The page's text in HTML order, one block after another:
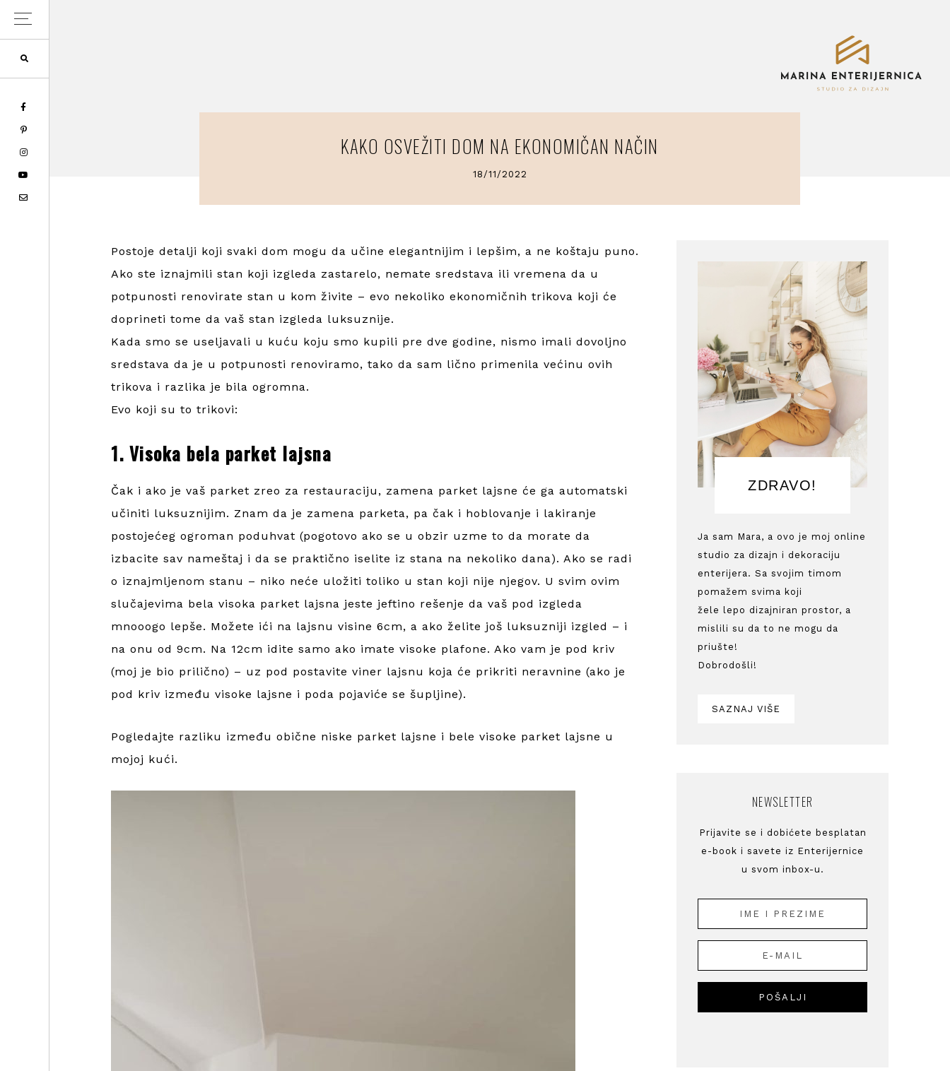
KAKO OSVEŽITI DOM NA EKONOMIČAN NAČIN
18/11/2022
Postoje detalji koji svaki dom mogu da učine elegantnijim i lepšim, a ne koštaju puno.
Ako ste iznajmili stan koji izgleda zastarelo, nemate sredstava ili vremena da u
potpunosti renovirate stan u kom živite – evo nekoliko ekonomičnih trikova koji će
doprineti tome da vaš stan izgleda luksuznije.
Kada smo se useljavali u kuću koju smo kupili pre dve godine, nismo imali dovoljno
sredstava da je u potpunosti renoviramo, tako da sam lično primenila većinu ovih
trikova i razlika je bila ogromna.
Evo koji su to trikovi:
1. Visoka bela parket lajsna
Čak i ako je vaš parket zreo za restauraciju, zamena parket lajsne će ga automatski
učiniti luksuznijim. Znam da je zamena parketa, pa čak i hoblovanje i lakiranje
postojećeg ogroman poduhvat (pogotovo ako se u obzir uzme to da morate da
izbacite sav nameštaj i da se praktično iselite iz stana na nekoliko dana). Ako se radi
o iznajmljenom stanu – niko neće uložiti toliko u stan koji nije njegov. U svim ovim
slučajevima bela visoka parket lajsna jeste jeftino rešenje da vaš pod izgleda
mnooogo lepše. Možete ići na lajsnu visine 6cm, a ako želite još luksuzniji izgled – i
na onu od 9cm. Na 12cm idite samo ako imate visoke plafone. Ako vam je pod kriv
(moj je bio prilično) – uz pod postavite viner lajsnu koja će prikriti neravnine (ako je
pod kriv između visoke lajsne i poda pojaviće se šupljine).
Pogledajte razliku između obične niske parket lajsne i bele visoke parket lajsne u
mojoj kući.
ZDRAVO!
Ja sam Mara, a ovo je moj online
studio za dizajn i dekoraciju
enterijera. Sa svojim timom
pomažem svima koji
žele lepo dizajniran prostor, a
mislili su da to ne mogu da
priušte!
Dobrodošli!
SAZNAJ VIŠE
NEWSLETTER
Prijavite se i dobićete besplatan
e-book i savete iz Enterijernice
u svom inbox-u.